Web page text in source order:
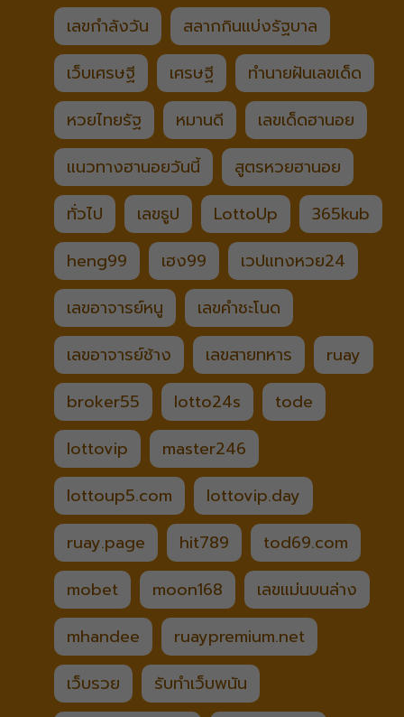
เลขกำลังวัน
สลากกินแบ่งรัฐบาล
เว็บเศรษฐี
เศรษฐี
ทำนายฝันเลขเด็ด
หวยไทยรัฐ
หมานดี
เลขเด็ดฮานอย
แนวทางฮานอยวันนี้
สูตรหวยฮานอย
ทั่วไป
เลขธูป LottoUp
365kub
heng99
เฮง99
เวปแทงหวย24
เลขอาจารย์หนู
เลขคำชะโนด
เลขอาจารย์ช้าง
เลขสายทหาร
ruay
broker55
lotto24s
tode
lottovip
master246
lottoup5.com
lottovip.day
ruay.page
hit789
tod69.com
mobet
moon168
เลขแม่นบนล่าง
mhandee
ruaypremium.net
เว็บรวย
รับทำเว็บพนัน